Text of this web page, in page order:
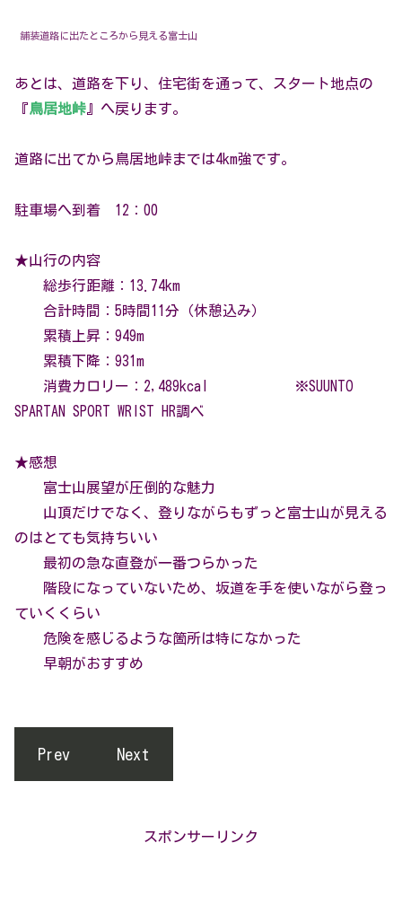
舗装道路に出たところから見える富士山
あとは、道路を下り、住宅街を通って、スタート地点の
『鳥居地峠 』へ戻ります。
道路に出てから鳥居地峠までは4km強です。
駐車場へ到着 12：00
★山行の内容
総歩行距離：13.74km
合計時間：5時間11分（休憩込み）
累積上昇：949m
累積下降：931m
消費カロリー：2,489kcal ※SUUNTO
SPARTAN SPORT WRIST HR調べ
★感想
富士山展望が圧倒的な魅力
山頂だけでなく、登りながらもずっと富士山が見える
のはとても気持ちいい
最初の急な直登が一番つらかった
階段になっていないため、坂道を手を使いながら登っ
ていくくらい
危険を感じるような箇所は特になかった
早朝がおすすめ
Prev Next
スポンサーリンク